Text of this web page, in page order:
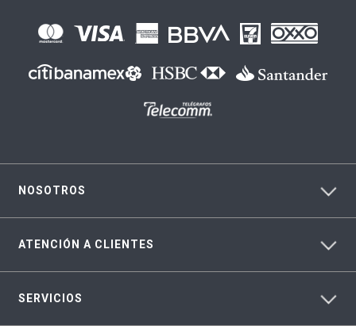
NOSOTROS
ATENCIÓN A CLIENTES
SERVICIOS